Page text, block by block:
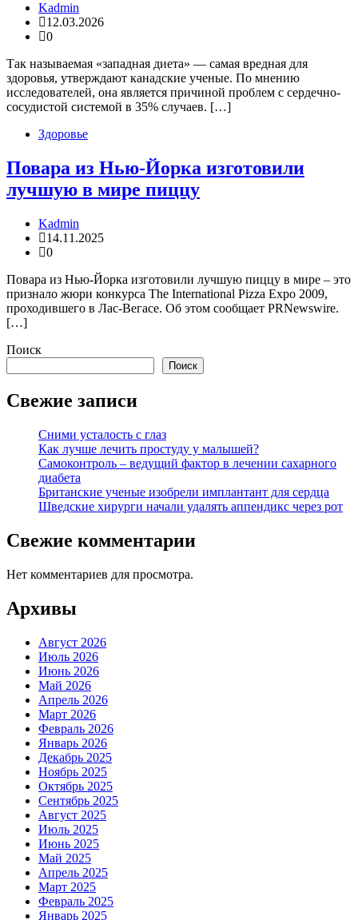
Kadmin
12.03.2026
0
Так называемая «западная диета» — самая вредная для
здоровья, утверждают канадские ученые. По мнению
исследователей, она является причиной проблем с сердечно-
сосудистой системой в 35% случаев. […]
Здоровье
Повара из Нью-Йорка изготовили
лучшую в мире пиццу
Kadmin
14.11.2025
0
Повара из Нью-Йорка изготовили лучшую пиццу в мире – это
признало жюри конкурса The International Pizza Expo 2009,
проходившего в Лас-Вегасе. Об этом сообщает PRNewswire.
[…]
Поиск
Поиск
Свежие записи
Сними усталость с глаз
Как лучше лечить простуду у малышей?
Самоконтроль – ведущий фактор в лечении сахарного
диабета
Британские ученые изобрели имплантант для сердца
Шведские хирурги начали удалять аппендикс через рот
Свежие комментарии
Нет комментариев для просмотра.
Архивы
Август 2026
Июль 2026
Июнь 2026
Май 2026
Апрель 2026
Март 2026
Февраль 2026
Январь 2026
Декабрь 2025
Ноябрь 2025
Октябрь 2025
Сентябрь 2025
Август 2025
Июль 2025
Июнь 2025
Май 2025
Апрель 2025
Март 2025
Февраль 2025
Январь 2025